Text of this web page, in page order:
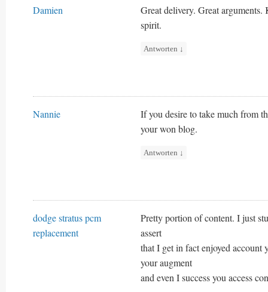
Damien
Great delivery. Great arguments.
spirit.
Antworten ↓
Nannie
If you desire to take much from
your won blog.
Antworten ↓
dodge stratus pcm
replacement
Pretty portion of content. I just
assert
that I get in fact enjoyed
your augment
and even I success you access